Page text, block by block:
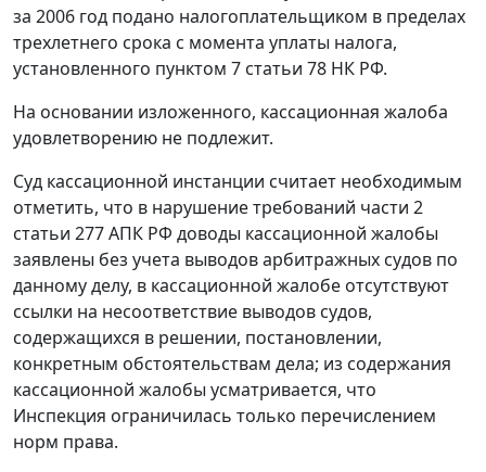
за 2006 год подано налогоплательщиком в пределах
трехлетнего срока с момента уплаты налога,
установленного пунктом 7 статьи 78 НК РФ.
На основании изложенного, кассационная жалоба
удовлетворению не подлежит.
Суд кассационной инстанции считает необходимым
отметить, что в нарушение требований части 2
статьи 277АПК РФ доводы кассационной жалобы
заявлены без учета выводов арбитражных судов по
данному делу, в кассационной жалобе отсутствуют
ссылки на несоответствие выводов судов,
содержащихся в решении, постановлении,
конкретным обстоятельствам дела; из содержания
кассационной жалобы усматривается, что
Инспекция ограничилась только перечислением
норм права.